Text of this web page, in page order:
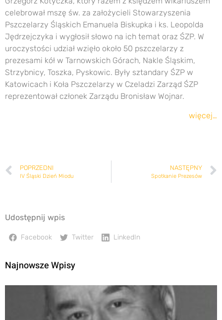
celebrował mszę św. za założycieli Stowarzyszenia
Pszczelarzy Śląskich Emanuela Biskupka i ks. Leopolda
Jędrzejczyka i wygłosił słowo na ich temat oraz ŚZP. W
uroczystości udział wzięło około 50 pszczelarzy z
prezesami kół w Tarnowskich Górach, Nakle Śląskim,
Strzybnicy, Toszka, Pyskowic. Były sztandary ŚZP w
Katowicach i Koła Pszczelarzy w Czeladzi Zarząd ŚZP
reprezentował członek Zarządu Bronisław Wojnar.
więcej…
POPRZEDNI
IV Śląski Dzień Miodu
NASTĘPNY
Spotkanie Prezesów
Udostępnij wpis
Facebook Twitter LinkedIn
Najnowsze Wpisy